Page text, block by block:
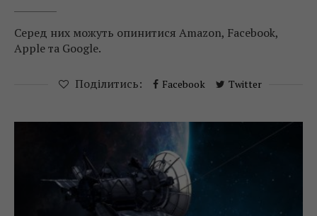
Серед них можуть опинитися Amazon, Facebook,
Apple та Google.
Поділитись: Facebook Twitter